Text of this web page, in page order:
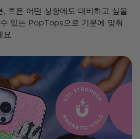
, 혹은 어떤 상황에도 대비하고 싶을
있는 PopTops으로 기분에 맞춰
요